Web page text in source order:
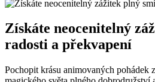
Získáte neocenitelný
radosti a překvapení
Pochopit ⁢krásu animovaných pohádek